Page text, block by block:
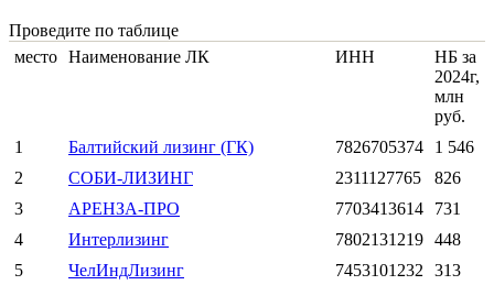
Проведите по таблице
место Наименование ЛК ИНН
НБ за
2024г,
млн
руб.
1
Балтийский лизинг (ГК) 7826705374
1 546
2
СОБИ-ЛИЗИНГ 2311127765
826
3
АРЕНЗА-ПРО 7703413614
731
4
Интерлизинг 7802131219 448
5
ЧелИндЛизинг 7453101232 313